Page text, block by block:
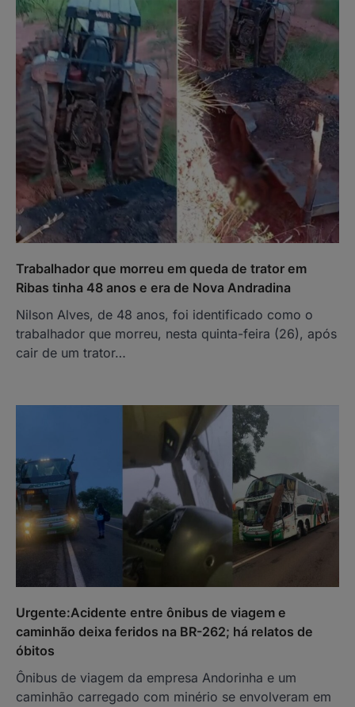
Trabalhador que morreu em queda de trator em
Ribas tinha 48 anos e era de Nova Andradina
Nilson Alves, de 48 anos, foi identificado como o
trabalhador que morreu, nesta quinta-feira (26), após
cair de um trator…
Urgente:Acidente entre ônibus de viagem e
caminhão deixa feridos na BR-262; há relatos de
óbitos
Ônibus de viagem da empresa Andorinha e um
caminhão carregado com minério se envolveram em